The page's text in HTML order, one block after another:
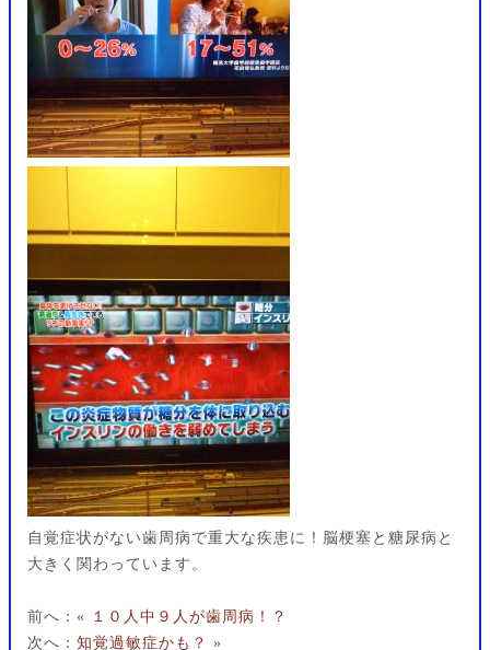
自覚症状がない歯周病で重大な疾患に！脳梗塞と糖尿病と
大きく関わっています。
前へ：« １０人中９人が歯周病！？
次へ： 知覚過敏症かも？ »